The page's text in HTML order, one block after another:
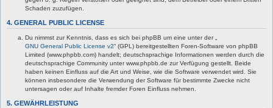
Schaden zuzufügen.
4. GENERAL PUBLIC LICENSE
Du nimmst zur Kenntnis, dass es sich bei phpBB um eine unter der „
GNU General Public License v2“ (GPL) bereitgestellten Foren-Software von phpBB
Limited (www.phpbb.com) handelt; deutschsprachige Informationen werden durch die
deutschsprachige Community unter www.phpbb.de zur Verfügung gestellt. Beide
haben keinen Einfluss auf die Art und Weise, wie die Software verwendet wird. Sie
können insbesondere die Verwendung der Software für bestimmte Zwecke nicht
untersagen oder auf Inhalte fremder Foren Einfluss nehmen.
5. GEWÄHRLEISTUNG